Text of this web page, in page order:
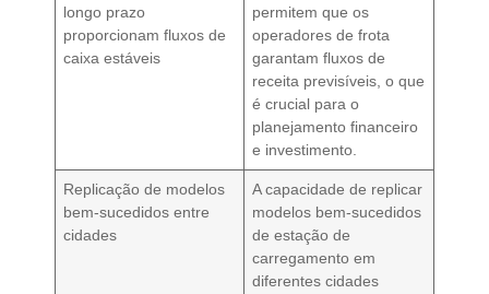
longo prazo
proporcionam fluxos de
caixa estáveis
permitem que os
operadores de frota
garantam fluxos de
receita previsíveis, o que
é crucial para o
planejamento financeiro
e investimento.
Replicação de modelos
bem-sucedidos entre
cidades
A capacidade de replicar
modelos bem-sucedidos
de estação de
carregamento em
diferentes cidades